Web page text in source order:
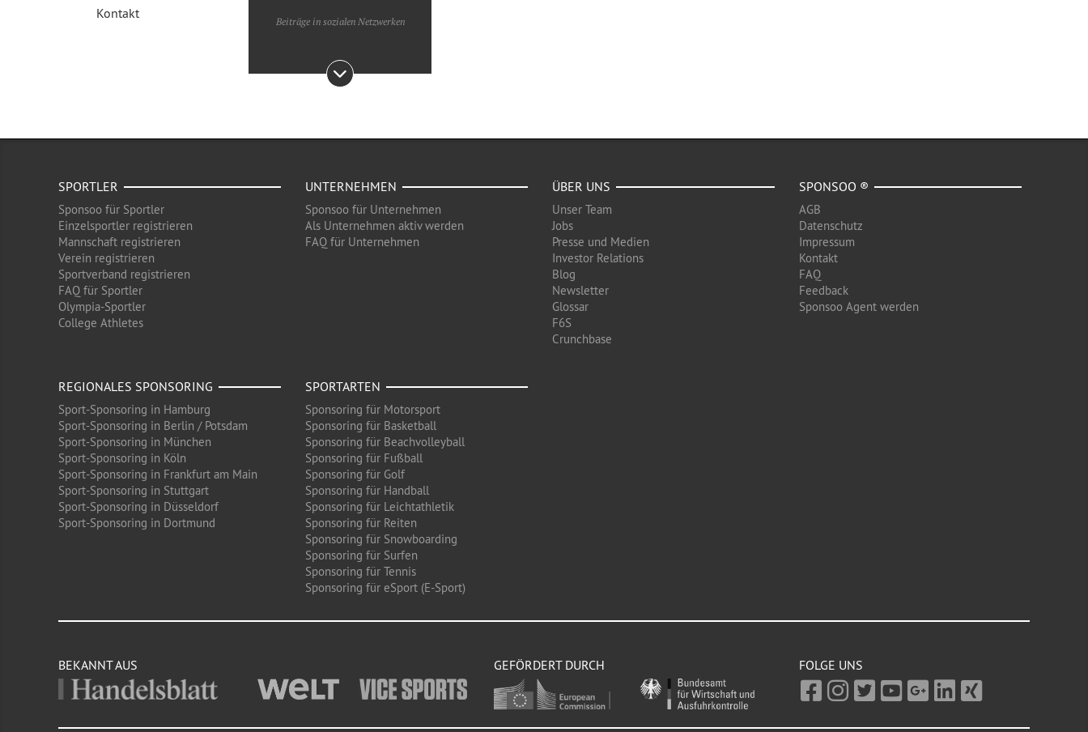
Kontakt
Beiträge in sozialen Netzwerken
SPORTLER
Sponsoo für Sportler
Einzelsportler registrieren
Mannschaft registrieren
Verein registrieren
Sportverband registrieren
FAQ für Sportler
Olympia-Sportler
College Athletes
UNTERNEHMEN
Sponsoo für Unternehmen
Als Unternehmen aktiv werden
FAQ für Unternehmen
ÜBER UNS
Unser Team
Jobs
Presse und Medien
Investor Relations
Blog
Newsletter
Glossar
F6S
Crunchbase
SPONSOO ®
AGB
Datenschutz
Impressum
Kontakt
FAQ
Feedback
Sponsoo Agent werden
REGIONALES SPONSORING
Sport-Sponsoring in Hamburg
Sport-Sponsoring in Berlin / Potsdam
Sport-Sponsoring in München
Sport-Sponsoring in Köln
Sport-Sponsoring in Frankfurt am Main
Sport-Sponsoring in Stuttgart
Sport-Sponsoring in Düsseldorf
Sport-Sponsoring in Dortmund
SPORTARTEN
Sponsoring für Motorsport
Sponsoring für Basketball
Sponsoring für Beachvolleyball
Sponsoring für Fußball
Sponsoring für Golf
Sponsoring für Handball
Sponsoring für Leichtathletik
Sponsoring für Reiten
Sponsoring für Snowboarding
Sponsoring für Surfen
Sponsoring für Tennis
Sponsoring für eSport (E-Sport)
BEKANNT AUS GEFÖRDERT DURCH FOLGE UNS